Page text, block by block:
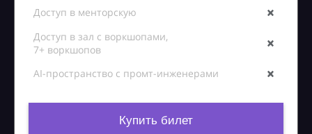
Доступ в менторскую
Доступ в зал с воркшопами,
7+ воркшопов
AI-пространство с промт-инженерами
Купить билет